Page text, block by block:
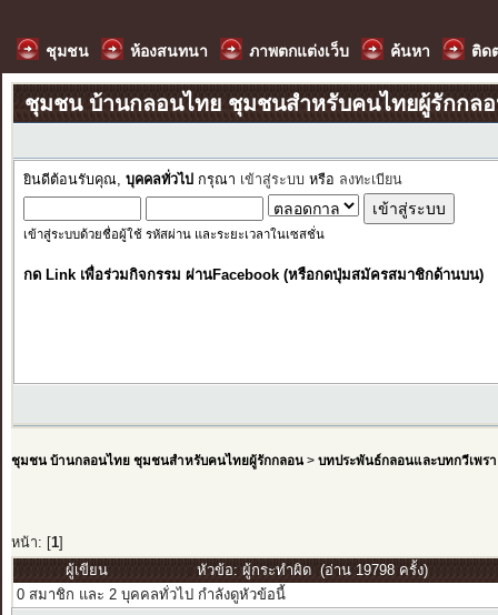
ชุมชน ห้องสนทนา ภาพตกแต่งเว็บ ค้นหา ติด
ชุมชน บ้านกลอนไทย ชุมชนสำหรับคนไทยผู้รักกล
ยินดีต้อนรับคุณ, บุคคลทั่วไป กรุณา เข้าสู่ระบบ หรือ ลงทะเบียน
เข้าสู่ระบบด้วยชื่อผู้ใช้ รหัสผ่าน และระยะเวลาในเซสชั่น
กด Link เพื่อร่วมกิจกรรม ผ่านFacebook (หรือกดปุ่มสมัครสมาชิกด้านบน)
ชุมชน บ้านกลอนไทย ชุมชนสำหรับคนไทยผู้รักกลอน> บทประพันธ์กลอนและบทกวีเพรา
หน้า: [ 1]
ผู้เขียน
หัวข้อ: ผู้กระทำผิด (อ่าน 19798 ครั้ง)
0 สมาชิก และ 2 บุคคลทั่วไป กำลังดูหัวข้อนี้